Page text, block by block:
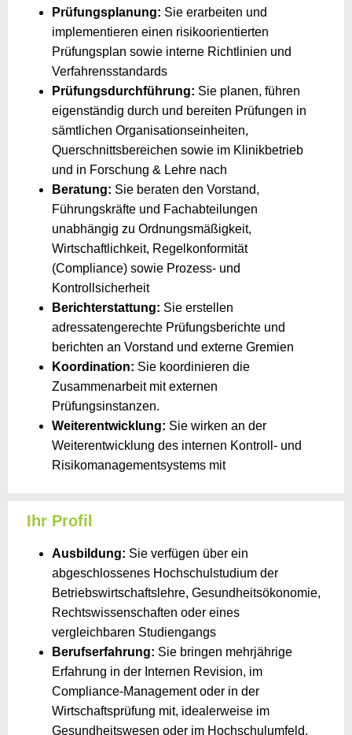
Prüfungsplanung: Sie erarbeiten und
implementieren einen risikoorientierten
Prüfungsplan sowie interne Richtlinien und
Verfahrensstandards
Prüfungsdurchführung: Sie planen, führen
eigenständig durch und bereiten Prüfungen in
sämtlichen Organisationseinheiten,
Querschnittsbereichen sowie im Klinikbetrieb
und in Forschung & Lehre nach
Beratung: Sie beraten den Vorstand,
Führungskräfte und Fachabteilungen
unabhängig zu Ordnungsmäßigkeit,
Wirtschaftlichkeit, Regelkonformität
(Compliance) sowie Prozess- und
Kontrollsicherheit
Berichterstattung: Sie erstellen
adressatengerechte Prüfungsberichte und
berichten an Vorstand und externe Gremien
Koordination: Sie koordinieren die
Zusammenarbeit mit externen
Prüfungsinstanzen.
Weiterentwicklung: Sie wirken an der
Weiterentwicklung des internen Kontroll- und
Risikomanagementsystems mit
Ihr Profil
Ausbildung: Sie verfügen über ein
abgeschlossenes Hochschulstudium der
Betriebswirtschaftslehre, Gesundheitsökonomie,
Rechtswissenschaften oder eines
vergleichbaren Studiengangs
Berufserfahrung: Sie bringen mehrjährige
Erfahrung in der Internen Revision, im
Compliance-Management oder in der
Wirtschaftsprüfung mit, idealerweise im
Gesundheitswesen oder im Hochschulumfeld,